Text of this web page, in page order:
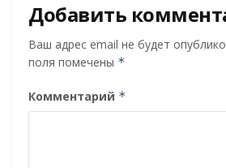
Добавить
Ваш адрес email не будет
поля помечены *
Комментарий *